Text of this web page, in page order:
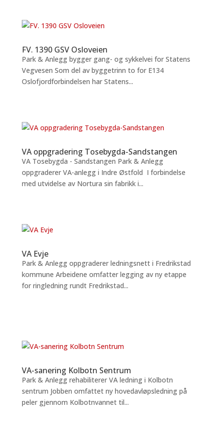
FV. 1390 GSV Osloveien
Park & Anlegg bygger gang- og sykkelvei for Statens
Vegvesen Som del av byggetrinn to for E134
Oslofjordforbindelsen har Statens...
VA oppgradering Tosebygda-Sandstangen
VA Tosebygda - Sandstangen Park & Anlegg
oppgraderer VA-anlegg i Indre Østfold I forbindelse
med utvidelse av Nortura sin fabrikk i...
VA Evje
Park & Anlegg oppgraderer ledningsnett i Fredrikstad
kommune Arbeidene omfatter legging av ny etappe
for ringledning rundt Fredrikstad...
VA-sanering Kolbotn Sentrum
Park & Anlegg rehabiliterer VA ledning i Kolbotn
sentrum Jobben omfattet ny hovedavløpsledning på
peler gjennom Kolbotnvannet til...